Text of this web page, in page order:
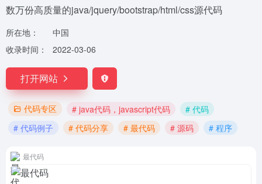
数万份高质量的java/jquery/bootstrap/html/css源代码
所在地：
中国
收录时间：
2022-03-06
打开网站
代码专区 # java代码，javascript代码
# 代码
# 代码例子
# 代码分享 # 最代码 # 源码 # 程序
最代码